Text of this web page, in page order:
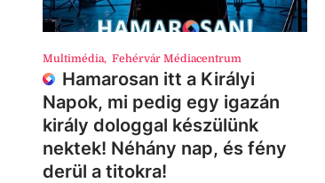
Multimédia, Fehérvár Médiacentrum
Hamarosan itt a Királyi
Napok, mi pedig egy igazán
király dologgal készülünk
nektek! Néhány nap, és fény
derül a titokra!